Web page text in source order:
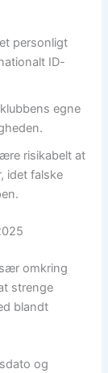
personligt
ID-
egne
risikabelt at
idet falske
omkring
strenge
blandt
og